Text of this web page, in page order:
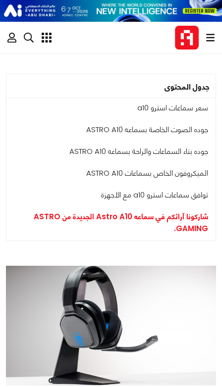
جدول المحتوى
سعر سماعات استرو a10
جوده الصوت الخاصة بسماعه ASTRO A10
جوده بناء السماعات والراحة بسماعه ASTRO A10
الميكروفون الخاص بسماعات ASTRO A10
توافق سماعات استرو a10 مع الأجهزة
شاركونا آرائكم في سماعه Astro A10 الجديدة من ASTRO
GAMING.